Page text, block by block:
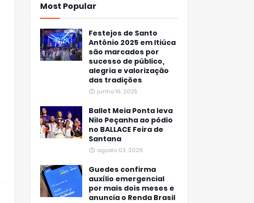
Most Popular
Festejos de Santo
Antônio 2025 em Itiúca
são marcados por
sucesso de público,
alegria e valorização
das tradições
junho 16, 2025
Ballet Meia Ponta leva
Nilo Peçanha ao pódio
no BALLACE Feira de
Santana
agosto 03, 2026
Guedes confirma
auxílio emergencial
por mais dois meses e
anuncia o Renda Brasil